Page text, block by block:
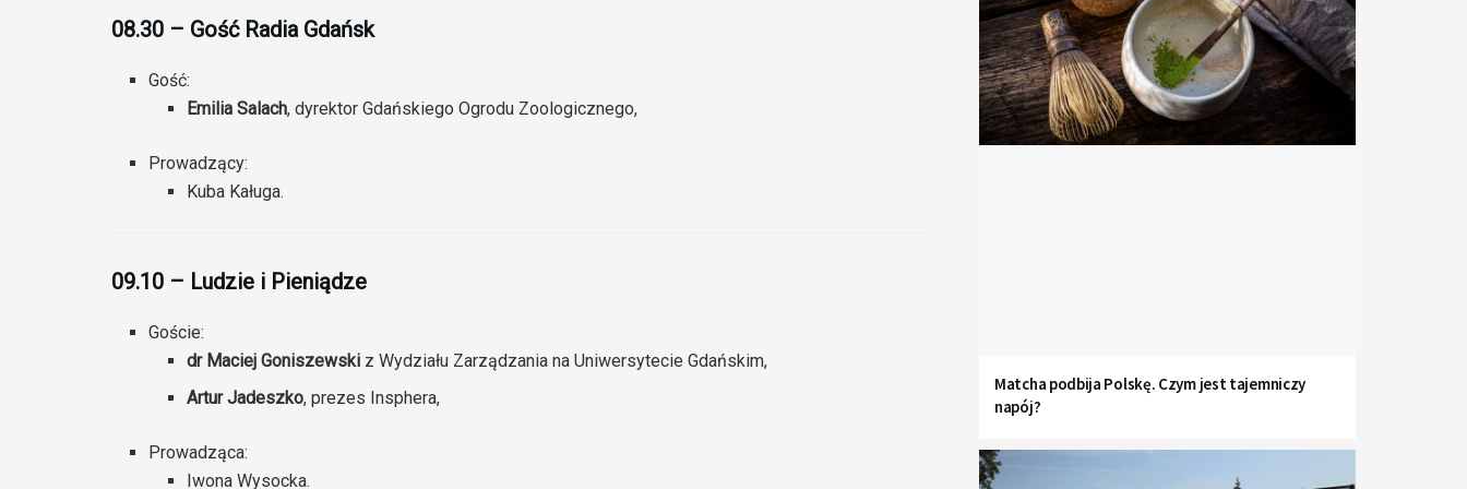
08.30 – Gość Radia Gdańsk
Gość:
Emilia Salach, dyrektor Gdańskiego Ogrodu Zoologicznego,
Prowadzący:
Kuba Kaługa.
09.10 – Ludzie i Pieniądze
Goście:
dr Maciej Goniszewskiz Wydziału Zarządzania na Uniwersytecie Gdańskim,
Artur Jadeszko, prezes Insphera,
Prowadząca:
Iwona Wysocka.
Matcha podbija Polskę. Czym jest tajemniczy
napój?